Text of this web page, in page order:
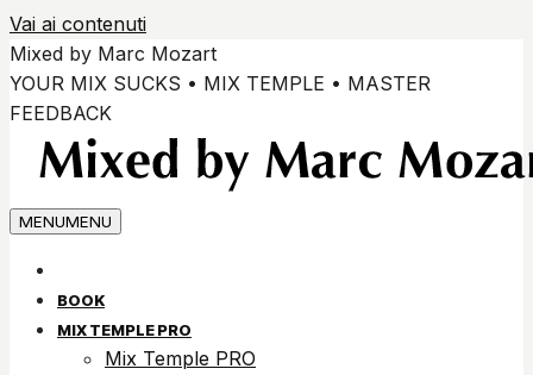
Vai ai contenuti
Mixed by Marc Mozart
YOUR MIX SUCKS • MIX TEMPLE • MASTER
FEEDBACK
MENUMENU
BOOK
MIX TEMPLE PRO
Mix Temple PRO